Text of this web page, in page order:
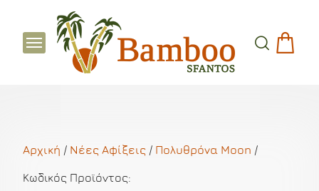
Αρχική / Νέες Αφίξεις / Πολυθρόνα Moon /
Κωδικός Προϊόντος: